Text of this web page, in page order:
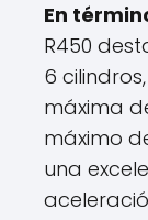
En
R450
6
máxima
máximo
una